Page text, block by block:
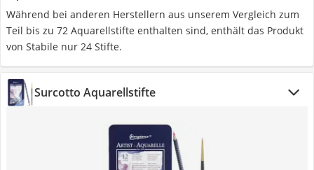
Während bei anderen Herstellern aus unserem Vergleich zum
Teil bis zu 72 Aquarellstifte enthalten sind, enthält das Produkt
von Stabile nur 24 Stifte.
Surcotto Aquarellstifte